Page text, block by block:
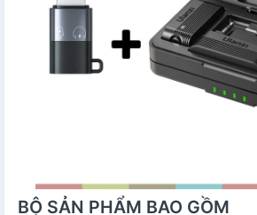
BỘ SẢN PHẨM BAO GỒM